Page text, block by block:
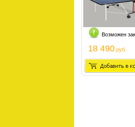
Возможен
18 490 руб.